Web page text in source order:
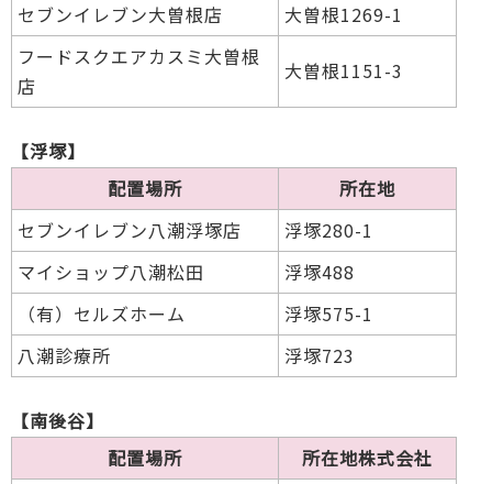
セブンイレブン大曽根店
大曽根1269-1
フードスクエアカスミ大曽根
店
大曽根1151-3
【浮塚】
配置場所
所在地
セブンイレブン八潮浮塚店
浮塚280-1
マイショップ八潮松田
浮塚488
（有）セルズホーム
浮塚575-1
八潮診療所
浮塚723
【南後谷】
配置場所
所在地株式会社